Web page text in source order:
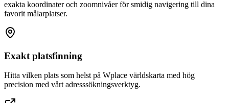
exakta koordinater och zoomnivåer för smidig navigering till dina
favorit målarplatser.
Exakt platsfinning
Hitta vilken plats som helst på Wplace världskarta med hög
precision med vårt adresssökningsverktyg.